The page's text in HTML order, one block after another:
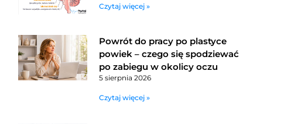
Czytaj więcej »
Powrót do pracy po plastyce
powiek – czego się spodziewać
po zabiegu w okolicy oczu
5 sierpnia 2026
Czytaj więcej »